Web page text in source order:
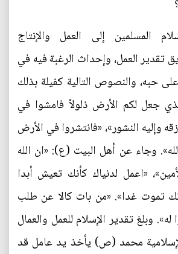
المسلمين إلى العمل والإنتاج
تقدير العمل، وإحداث الرغبة فيه في
حبه، والنصوص التالية كفيلة بذلك
جعل لكم الأرض ذلولاً فامشوا في
وإليه النشور»، «فانتشروا في الأرض
وجاء عن أهل البيت (ع): «ان الله
«اعمل لدنياك كأنك تعيش أبدا
تموت غدا». «من بات كالا عن طلب
وبلغ تقدير الإسلام للعمل والعمال
محمد (ص) يأخذ يد عامل قد